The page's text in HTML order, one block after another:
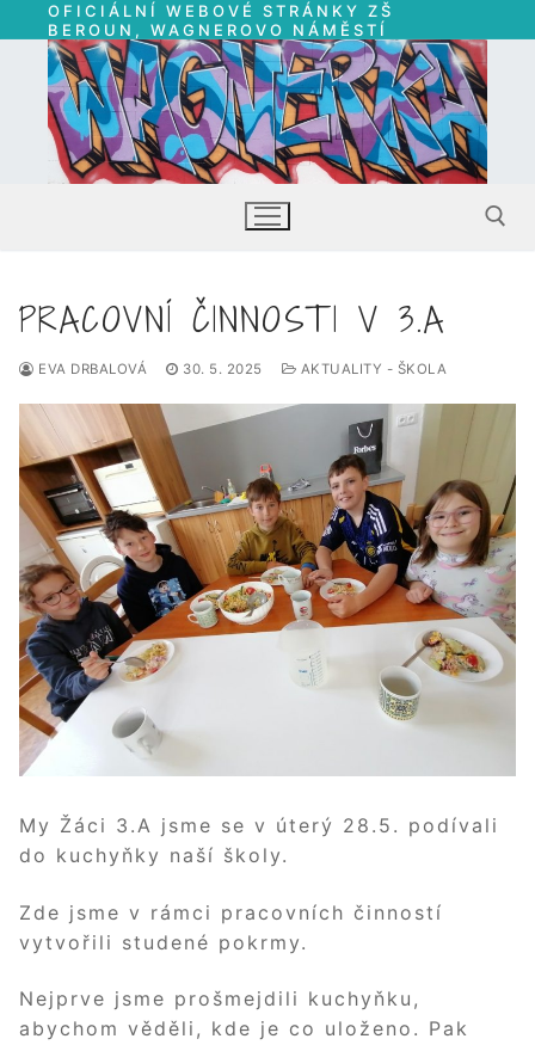
Přeskočit
na
obsah
OFICIÁLNÍ WEBOVÉ STRÁNKY ZŠ
BEROUN, WAGNEROVO NÁMĚSTÍ
Hledat:
PRACOVNÍ ČINNOSTI V 3.A
EVA DRBALOVÁ 30. 5. 2025 AKTUALITY - ŠKOLA
My Žáci 3.A jsme se v úterý 28.5. podívali
do kuchyňky naší školy.
Zde jsme v rámci pracovních činností
vytvořili studené pokrmy.
Nejprve jsme prošmejdili kuchyňku,
abychom věděli, kde je co uloženo. Pak